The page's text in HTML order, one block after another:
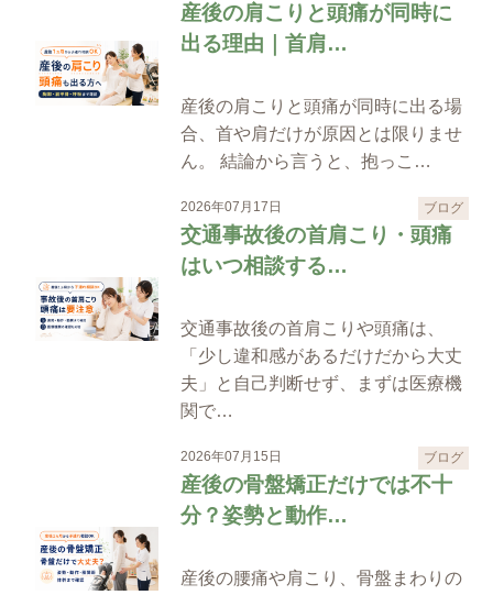
産後の肩こりと頭痛が同時に
出る理由｜首肩…
産後の肩こりと頭痛が同時に出る場
合、首や肩だけが原因とは限りませ
ん。 結論から言うと、抱っこ…
2026年07月17日 ブログ
交通事故後の首肩こり・頭痛
はいつ相談する…
交通事故後の首肩こりや頭痛は、
「少し違和感があるだけだから大丈
夫」と自己判断せず、まずは医療機
関で…
2026年07月15日 ブログ
産後の骨盤矯正だけでは不十
分？姿勢と動作…
産後の腰痛や肩こり、骨盤まわりの